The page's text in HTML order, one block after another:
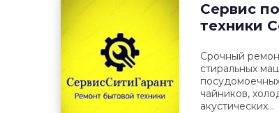
Сервис
техники
Срочный
стиральных
чайников,
акустических...